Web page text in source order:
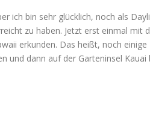
ich bin sehr glücklich, noch als
zu haben. Jetzt erst einmal mit
erkunden. Das heißt, noch
und dann auf der Garteninsel Kauai